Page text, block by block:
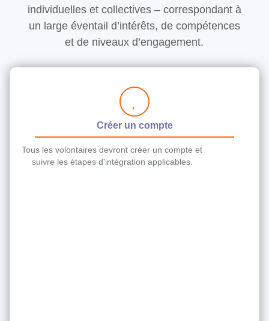
individuelles et collectives – correspondant à
un large éventail d’intérêts, de compétences
et de niveaux d’engagement.
Créer un compte
Tous les volontaires devront créer un compte et
suivre les étapes d'intégration applicables.